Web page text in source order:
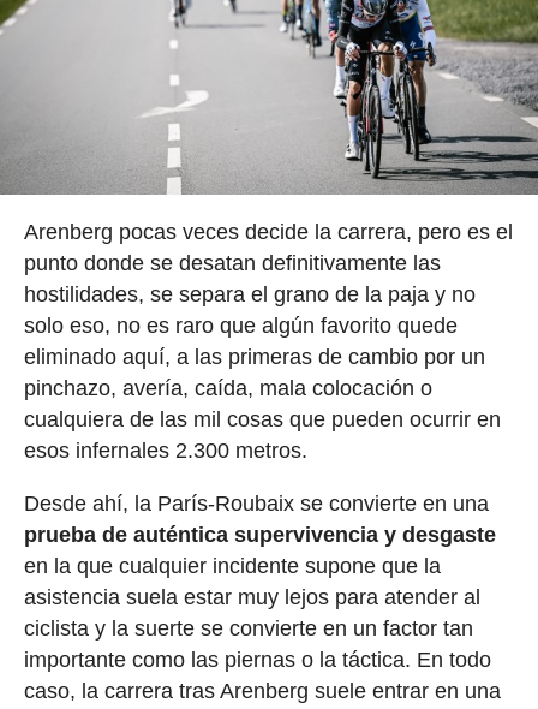
Arenberg pocas veces decide la carrera, pero es el
punto donde se desatan definitivamente las
hostilidades, se separa el grano de la paja y no
solo eso, no es raro que algún favorito quede
eliminado aquí, a las primeras de cambio por un
pinchazo, avería, caída, mala colocación o
cualquiera de las mil cosas que pueden ocurrir en
esos infernales 2.300 metros.
Desde ahí, la París-Roubaix se convierte en una
prueba de auténtica supervivencia y desgaste
en la que cualquier incidente supone que la
asistencia suela estar muy lejos para atender al
ciclista y la suerte se convierte en un factor tan
importante como las piernas o la táctica. En todo
caso, la carrera tras Arenberg suele entrar en una